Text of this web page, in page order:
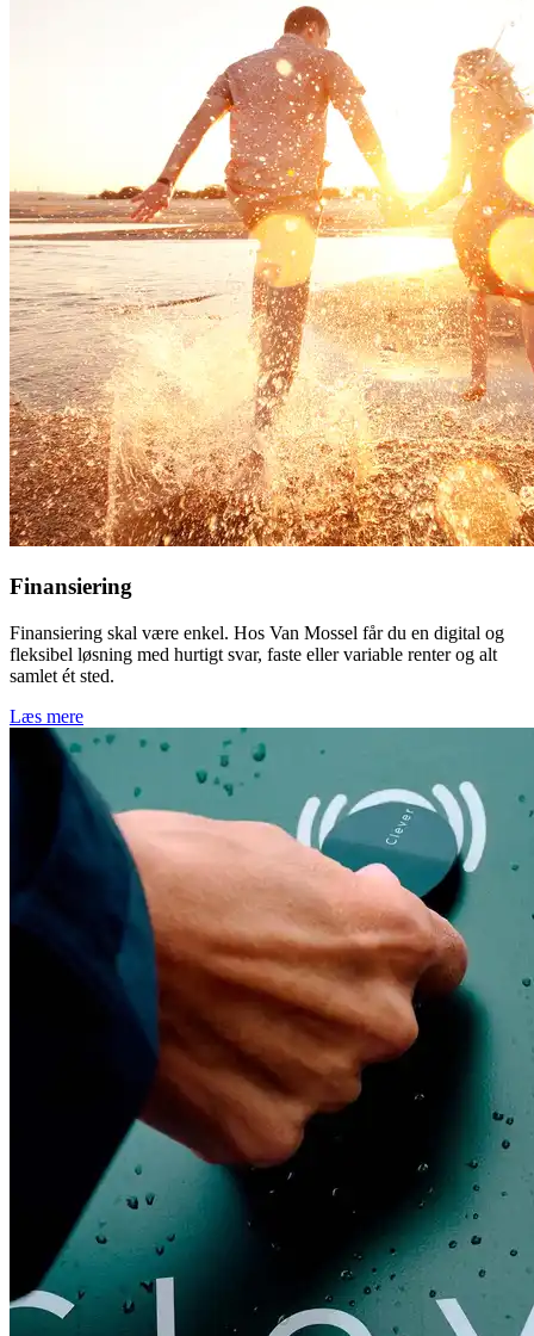
Finansiering
Finansiering skal være enkel. Hos Van Mossel får du en digital og
fleksibel løsning med hurtigt svar, faste eller variable renter og alt
samlet ét sted.
Læs mere